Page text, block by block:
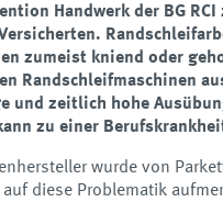
Handwerk der BG RCI
zumeist kniend oder
Randschleifmaschinen
und zeitlich hohe
zu einer
wurde von
diese Problematik